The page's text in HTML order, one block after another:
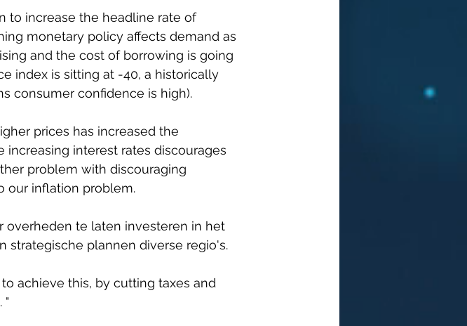
to increase the headline rate of
monetary policy affects demand as
and the cost of borrowing is going
index is sitting at -40, a historically
consumer confidence is high).
prices has increased the
increasing interest rates discourages
problem with discouraging
our inflation problem.
overheden te laten investeren in het
strategische plannen diverse regio's.
achieve this, by cutting taxes and
"